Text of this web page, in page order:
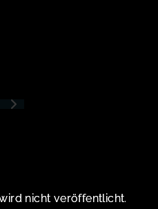
nicht veröffentlicht.